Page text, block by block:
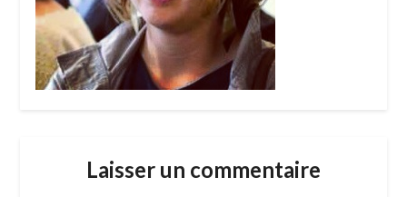
Laisser un commentaire